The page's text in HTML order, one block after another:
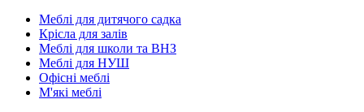
Меблі для дитячого садка
Крісла для залів
Меблі для школи та ВНЗ
Меблі для НУШ
Офісні меблі
М'які меблі